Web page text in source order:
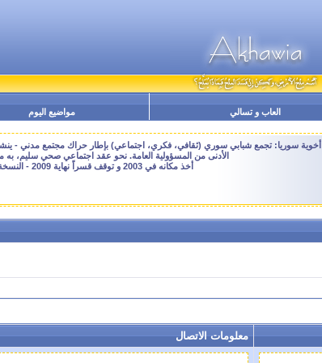
العاب و تسالي مواضيع اليوم
أخوية سوريا: تجمع شبابي سوري (ثقافي، فكري، اجتماعي) بإطار حراك مجتمع مدني - ينشط
الأدنى من المسؤولية العامة. نحو عقد اجتماعي صحي سليم، به
أخذ مكانه في 2003 و توقف قسراً نهاية 2009 - النسخة الحالية هنا هي ارشيفية للتصفح فقط
معلومات الاتصال